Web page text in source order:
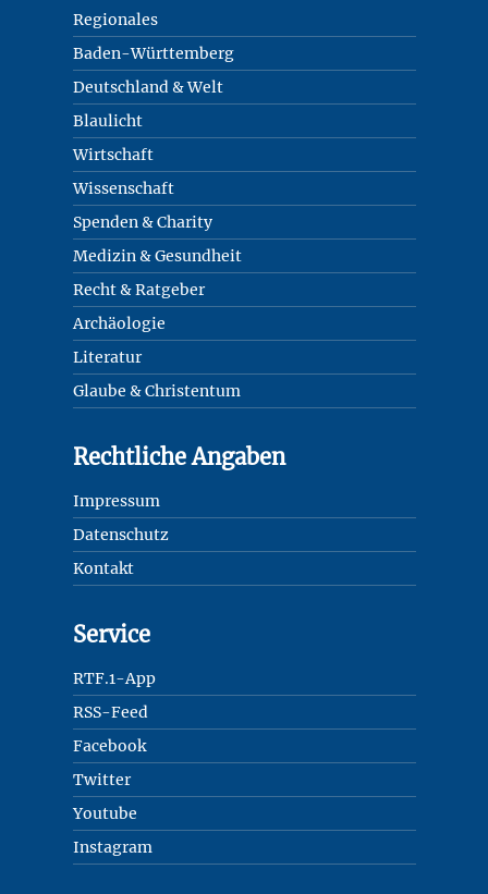
Regionales
Baden-Württemberg
Deutschland & Welt
Blaulicht
Wirtschaft
Wissenschaft
Spenden & Charity
Medizin & Gesundheit
Recht & Ratgeber
Archäologie
Literatur
Glaube & Christentum
Rechtliche Angaben
Impressum
Datenschutz
Kontakt
Service
RTF.1-App
RSS-Feed
Facebook
Twitter
Youtube
Instagram